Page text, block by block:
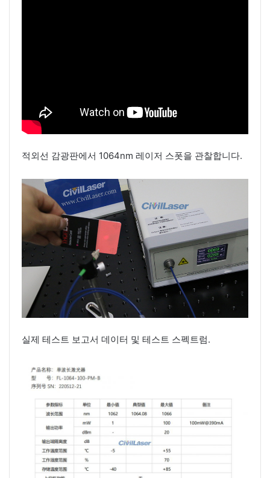
적외선 감광판에서 1064nm 레이저 스폿을 관찰합니다.
실제 테스트 보고서 데이터 및 테스트 스펙트럼.